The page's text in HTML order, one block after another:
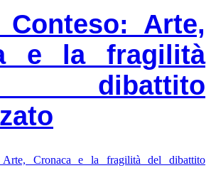
Arte,
e la fragilità